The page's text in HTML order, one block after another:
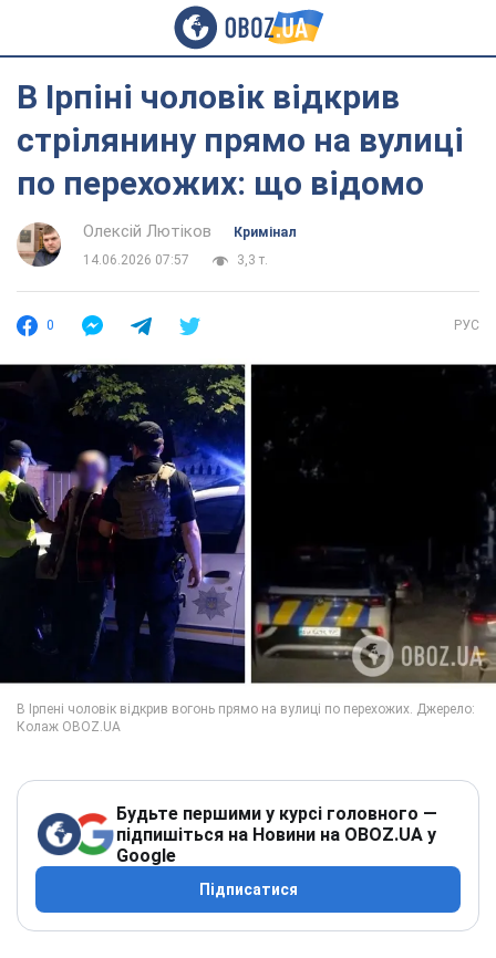
В Ірпіні чоловік відкрив
стрілянину прямо на вулиці
по перехожих: що відомо
Олексій Лютіков
Кримінал
14.06.2026 07:57
3,3 т.
0 РУС
Будьте першими у курсі головного —
підпишіться на Новини на OBOZ.UA у
Google
Підписатися